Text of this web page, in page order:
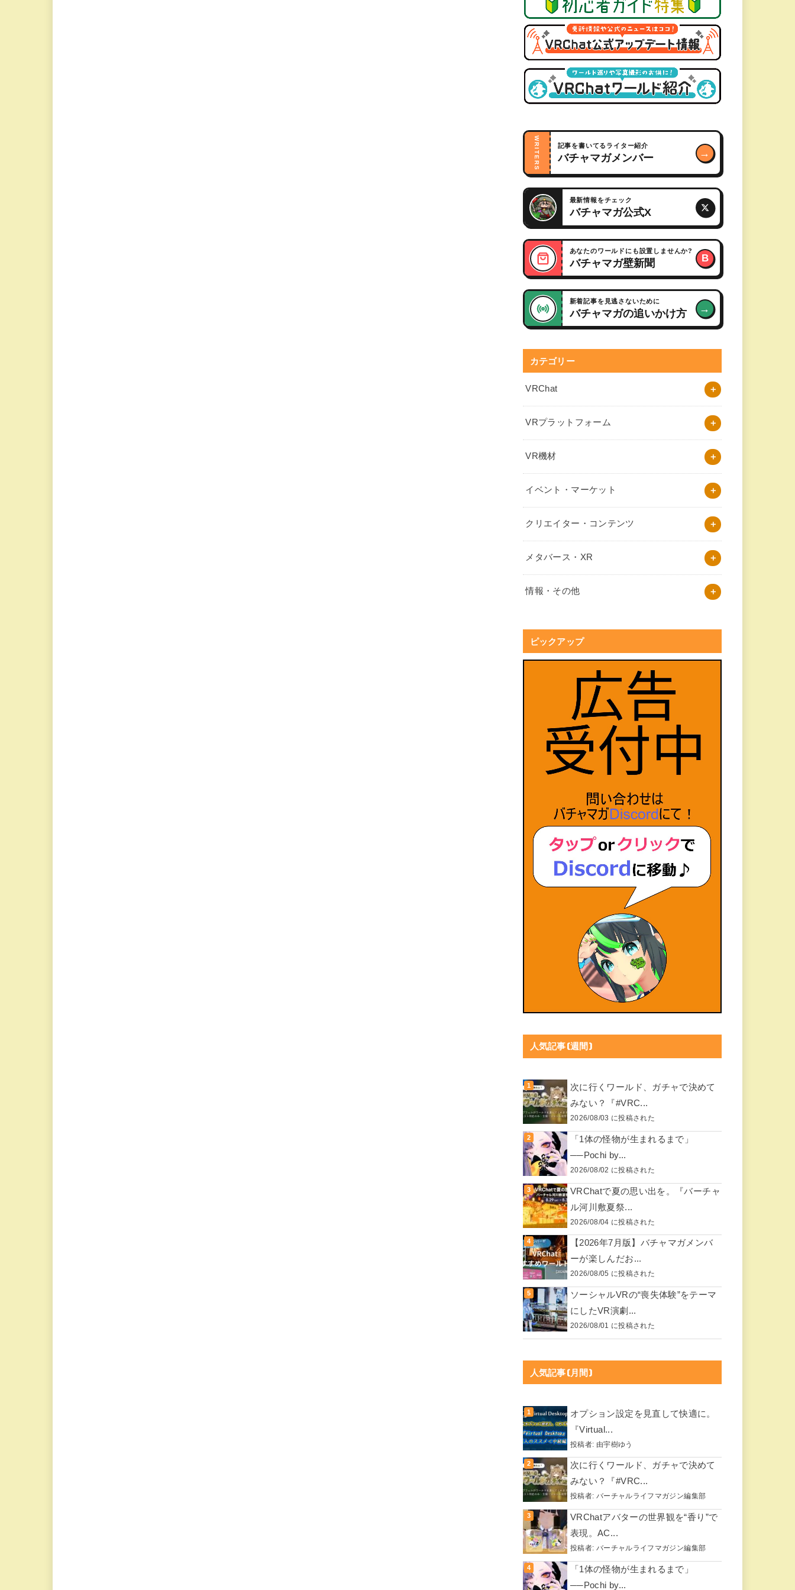
WRITERS 記事を書いてるライター紹介
バチャマガメンバー →
最新情報をチェック
バチャマガ公式X
あなたのワールドにも設置しませんか?
バチャマガ壁新聞 B
新着記事を見逃さないために
バチャマガの追いかけ方 →
カテゴリー
VRChat
VRプラットフォーム
VR機材
イベント・マーケット
クリエイター・コンテンツ
メタバース・XR
情報・その他
ピックアップ
人気記事(週間)
次に行くワールド、ガチャで決めて
みない？『#VRC...
2026/08/03 に投稿された
「1体の怪物が生まれるまで」
──Pochi by...
2026/08/02 に投稿された
VRChatで夏の思い出を。『バーチャ
ル河川敷夏祭...
2026/08/04 に投稿された
【2026年7月版】バチャマガメンバ
ーが楽しんだお...
2026/08/05 に投稿された
ソーシャルVRの“喪失体験”をテーマ
にしたVR演劇...
2026/08/01 に投稿された
人気記事(月間)
オプション設定を見直して快適に。
『Virtual...
投稿者: 由宇樹ゆう
次に行くワールド、ガチャで決めて
みない？『#VRC...
投稿者: バーチャルライフマガジン編集部
VRChatアバターの世界観を“香り”で
表現。AC...
投稿者: バーチャルライフマガジン編集部
「1体の怪物が生まれるまで」
──Pochi by...